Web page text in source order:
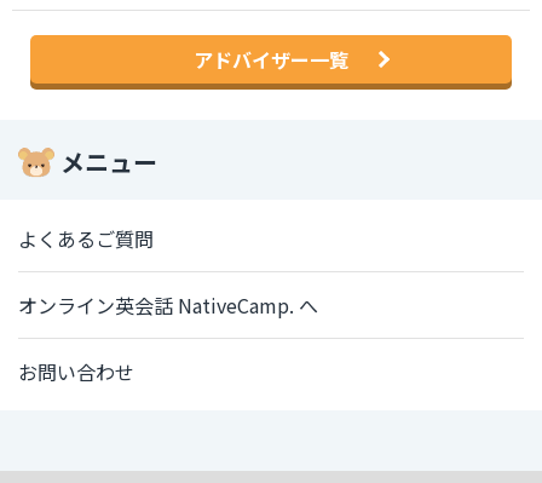
アドバイザー一覧
メニュー
よくあるご質問
オンライン英会話 NativeCamp. へ
お問い合わせ